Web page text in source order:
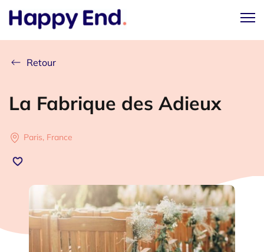
Retour
La Fabrique des Adieux
Paris, France